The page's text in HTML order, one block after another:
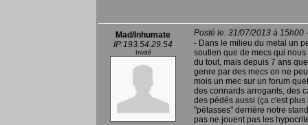
Mad/Inhumate
IP:193.54.29.54
Invité
Posté le: 31/07/2013 à 15h00
- Dans le milieu du metal un
soutien que de mecs qui
du tout, mais depuis 7 ans
genre par des mecs on ne
mois un mec sur un forum
des connards arrogants, des
des pédés aussi (ça c'est
"pétasses" derrière notre
pas ne jouent pas les